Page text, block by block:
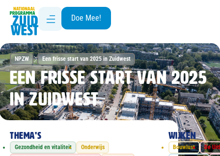
Doe Mee!
NPZW Een frisse start van 2025 in Zuidwest
Een frisse start van 2025
in Zuidwest
Thema's
Gezondheid en vitaliteit
Onderwijs
Wijken
Bouwlust
De